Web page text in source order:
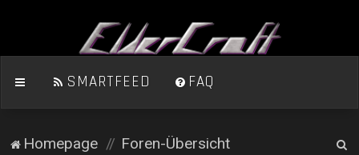
SMARTFEED FAQ
Homepage Foren-Übersicht